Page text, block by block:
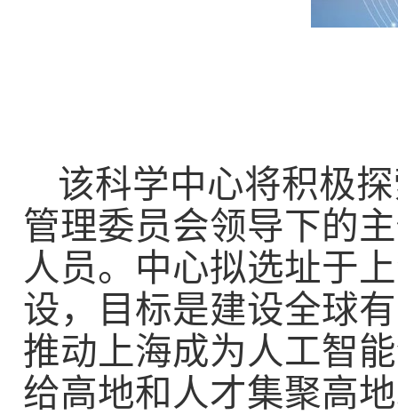
该科学中心将积极
管理委员会领导下的
人员。中心拟选址于
设，目标是建设全球
推动上海成为人工智
给高地和人才集聚高